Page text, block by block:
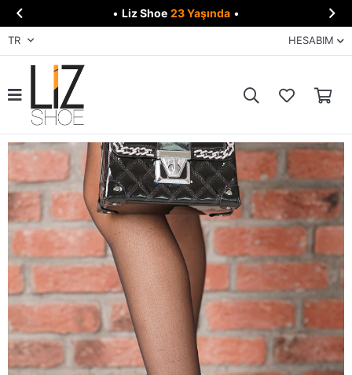
 • Liz Shoe 23 Yaşında • 
TR HESABIM